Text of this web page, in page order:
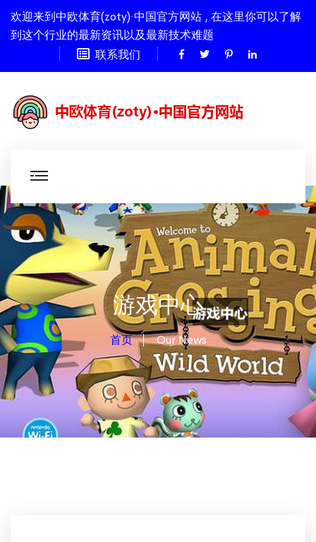
欢迎来到中欧体育(zoty)·中国官方网站 , 在这里你可以了解
到这个行业的最新资讯以及最新技术难题
联系我们
游戏中心
首页 Our News